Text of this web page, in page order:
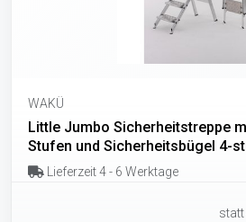
WAKÜ
Little Jumbo Sicherheitstreppe
Stufen und Sicherheitsbügel 4-
Lieferzeit 4 - 6 Werktage
statt